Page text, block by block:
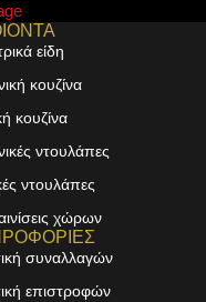
είδη
κουζίνα
κουζίνα
ντουλάπες
ντουλάπες
χώρων
συναλλαγών
επιστροφών